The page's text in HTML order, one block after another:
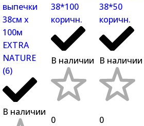
выпечки
38см х
100м
EXTRA
NATURE
(6)
В наличии
38*100
коричн.
В наличии
0
38*50
коричн.
В наличии
0